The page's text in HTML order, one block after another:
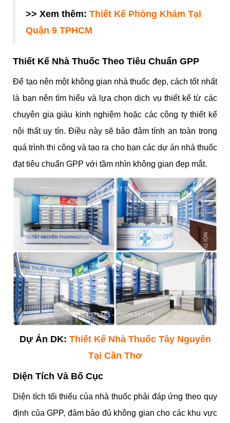
>> Xem thêm:Thiết Kế Phòng Khám Tại
Quận 9 TPHCM
Thiết Kế Nhà Thuốc Theo Tiêu Chuẩn GPP
Để tạo nên một không gian nhà thuốc đẹp, cách tốt nhất
là bạn nên tìm hiểu và lựa chọn dịch vụ thiết kế từ các
chuyên gia giàu kinh nghiệm hoặc các công ty thiết kế
nội thất uy tín. Điều này sẽ bảo đảm tính an toàn trong
quá trình thi công và tạo ra cho bạn các dự án nhà thuốc
đạt tiêu chuẩn GPP với tầm nhìn không gian đẹp mắt.
Dự Án DK: Thiết Kế Nhà Thuốc Tây Nguyên
Tại Cần Thơ
Diện Tích Và Bố Cục
Diện tích tối thiểu của nhà thuốc phải đáp ứng theo quy
định của GPP, đảm bảo đủ không gian cho các khu vực